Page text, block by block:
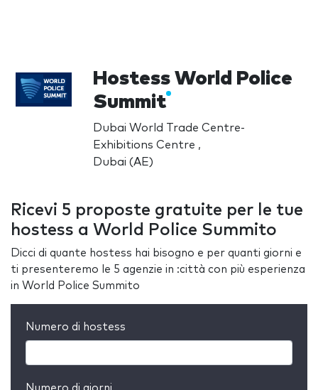
Hostess World Police
Summit
Dubai World Trade Centre-
Exhibitions Centre ,
Dubai (AE)
Ricevi 5 proposte gratuite per le tue
hostess a World Police Summito
Dicci di quante hostess hai bisogno e per quanti giorni e
ti presenteremo le 5 agenzie in :città con più esperienza
in World Police Summito
Numero di hostess